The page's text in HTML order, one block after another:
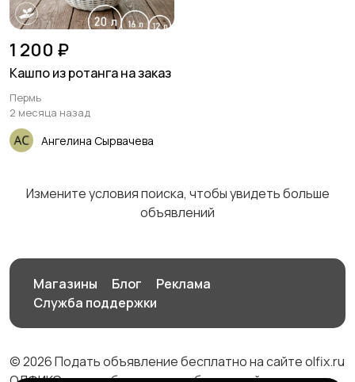
Посуда
Сад и огород
Столы и стулья Текстиль и ковры
Шкафы и комоды Другое
1 200 ₽
Кашпо из ротанга на заказ
Пермь
2 месяца назад
Ангелина Сырвачева
Измените условия поиска, чтобы увидеть больше
объявлений
Магазины Блог
Реклама
Служба поддержки
© 2026 Подать объявление бесплатно на сайте olfix.ru